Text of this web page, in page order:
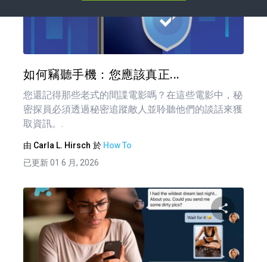
如何竊聽手機：您應該真正...
您還記得那些老式的間諜電影嗎？在這些電影中，秘
密探員必須透過秘密追蹤敵人並聆聽他們的談話來獲
取資訊。.
由 Carla L. Hirsch 於 How To
已更新 01 6 月, 2026